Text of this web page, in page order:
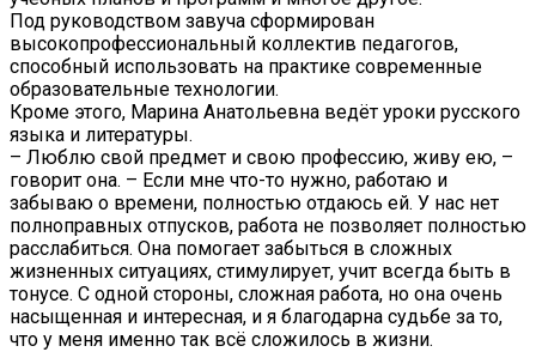
Под руководством завуча сформирован
высокопрофессиональный коллектив педагогов,
способный использовать на практике современные
образовательные технологии.
Кроме этого, Марина Анатольевна ведёт уроки русского
языка и литературы.
– Люблю свой предмет и свою профессию, живу ею, –
говорит она. – Если мне что-то нужно, работаю и
забываю о времени, полностью отдаюсь ей. У нас нет
полноправных отпусков, работа не позволяет полностью
расслабиться. Она помогает забыться в сложных
жизненных ситуациях, стимулирует, учит всегда быть в
тонусе. С одной стороны, сложная работа, но она очень
насыщенная и интересная, и я благодарна судьбе за то,
что у меня именно так всё сложилось в жизни.